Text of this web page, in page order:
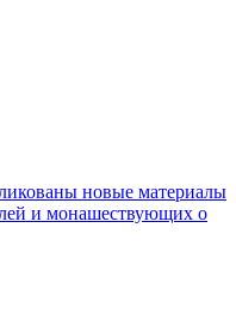
новые материалы
и монашествующих о